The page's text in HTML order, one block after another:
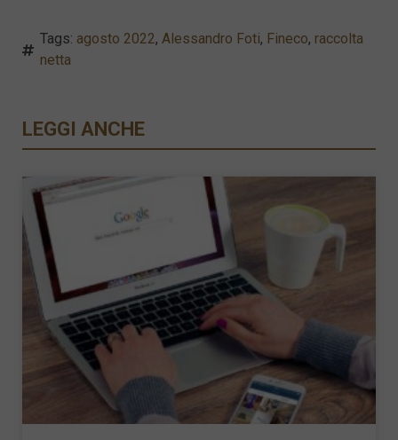
Tags: agosto 2022, Alessandro Foti, Fineco, raccolta
netta
LEGGI ANCHE